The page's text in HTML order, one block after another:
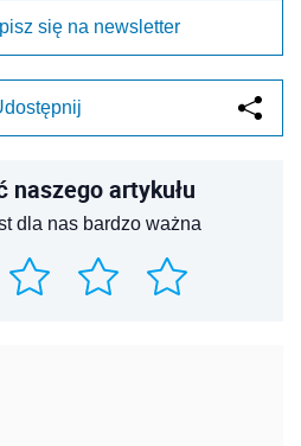
się na newsletter
naszego artykułu
dla nas bardzo ważna